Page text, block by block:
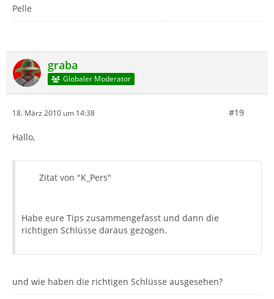
Pelle
graba
Globaler Moderator
18. März 2010 um 14:38 #19
Hallo,
Zitat von "K_Pers"
Habe eure Tips zusammengefasst und dann die
richtigen Schlüsse daraus gezogen.
und wie haben die richtigen Schlüsse ausgesehen?